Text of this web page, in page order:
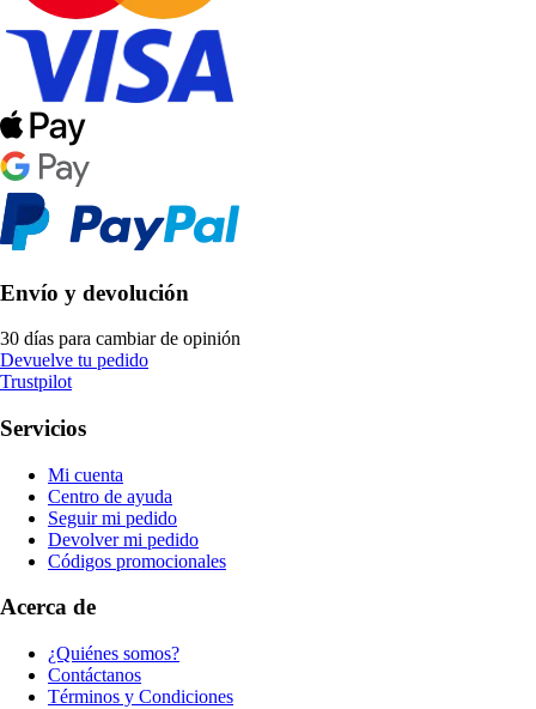
Envío y devolución
30 días para cambiar de opinión
Devuelve tu pedido
Trustpilot
Servicios
Mi cuenta
Centro de ayuda
Seguir mi pedido
Devolver mi pedido
Códigos promocionales
Acerca de
¿Quiénes somos?
Contáctanos
Términos y Condiciones